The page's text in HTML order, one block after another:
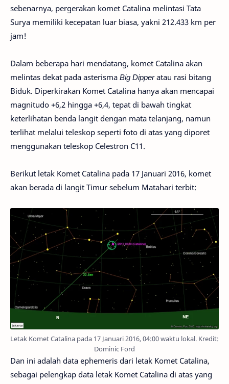
sebenarnya, pergerakan komet Catalina melintasi Tata
Surya memiliki kecepatan luar biasa, yakni 212.433 km per
jam!
Dalam beberapa hari mendatang, komet Catalina akan
melintas dekat pada asterisma Big Dipperatau rasi bitang
Biduk. Diperkirakan Komet Catalina hanya akan mencapai
magnitudo +6,2 hingga +6,4, tepat di bawah tingkat
keterlihatan benda langit dengan mata telanjang, namun
terlihat melalui teleskop seperti foto di atas yang diporet
menggunakan teleskop Celestron C11.
Berikut letak Komet Catalina pada 17 Januari 2016, komet
akan berada di langit Timur sebelum Matahari terbit:
Letak Komet Catalina pada 17 Januari 2016, 04:00 waktu lokal. Kredit:
Dominic Ford
Dan ini adalah data ephemeris dari letak Komet Catalina,
sebagai pelengkap data letak Komet Catalina di atas yang